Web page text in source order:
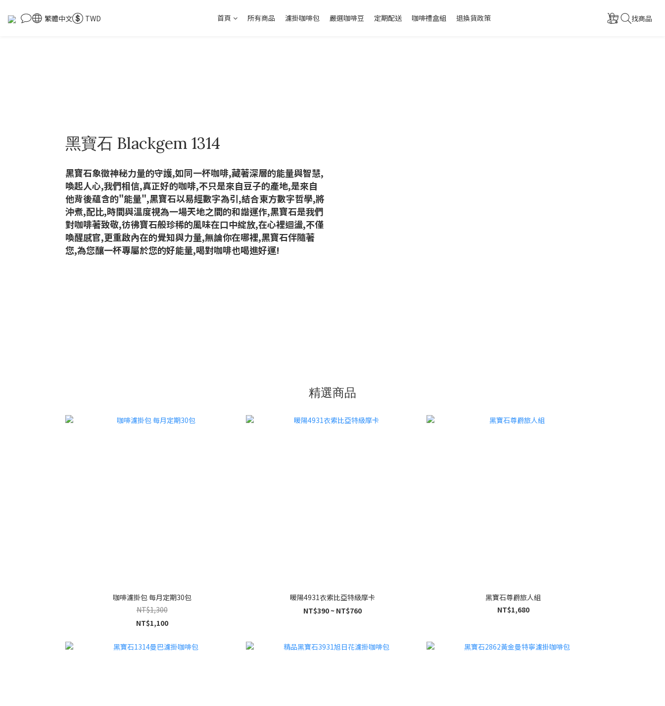
繁體中文 TWD 首頁 所有商品 濾掛咖啡包 嚴選咖啡豆 定期配送 咖啡禮盒組 退換貨政策 找商品
黑寶石 Blackgem 1314
黑寶石象徵神秘力量的守護,如同一杯咖啡,藏著深層的能量與智慧,
喚起人心,我們相信,真正好的咖啡,不只是來自豆子的產地,是來自
他背後蘊含的"能量",黑寶石以易經數字為引,結合東方數字哲學,將
沖煮,配比,時間與溫度視為一場天地之間的和諧運作,黑寶石是我們
對咖啡著致敬,彷彿寶石般珍稀的風味在口中綻放,在心裡迴盪,不僅
喚醒感官,更重啟內在的覺知與力量,無論你在哪裡,黑寶石伴隨著
您,為您釀一杯專屬於您的好能量,喝對咖啡也喝進好運!
精選商品
咖啡濾掛包 每月定期30包
NT$1,300
NT$1,100
暖陽4931衣索比亞特級摩卡
NT$390 ~ NT$760
黑寶石尊爵旅人組
NT$1,680